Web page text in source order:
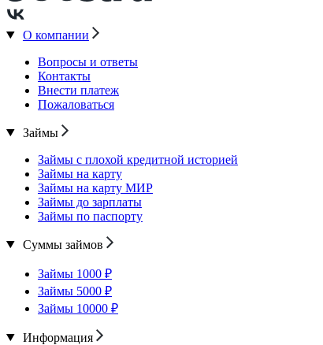
О компании
Вопросы и ответы
Контакты
Внести платеж
Пожаловаться
Займы
Займы с плохой кредитной историей
Займы на карту
Займы на карту МИР
Займы до зарплаты
Займы по паспорту
Суммы займов
Займы 1000 ₽
Займы 5000 ₽
Займы 10000 ₽
Информация